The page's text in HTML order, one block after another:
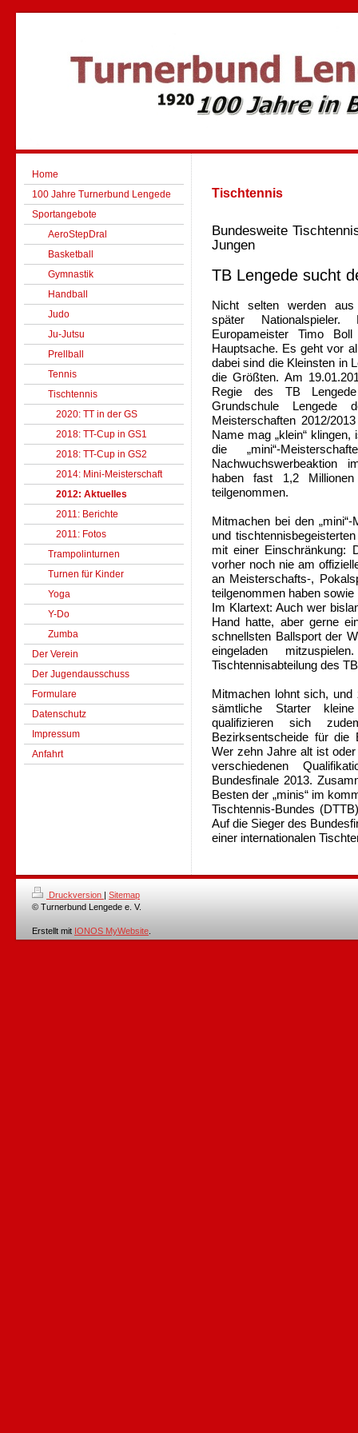
Home
100 Jahre Turnerbund Lengede
Sportangebote
AeroStepDral
Basketball
Gymnastik
Handball
Judo
Ju-Jutsu
Prellball
Tennis
Tischtennis
2020: TT in der GS
2018: TT-Cup in GS1
2018: TT-Cup in GS2
2014: Mini-Meisterschaft
2012: Aktuelles
2011: Berichte
2011: Fotos
Trampolinturnen
Turnen für Kinder
Yoga
Y-Do
Zumba
Der Verein
Der Jugendausschuss
Formulare
Datenschutz
Impressum
Anfahrt
Tischtennis
Bundesweite
Jungen
TB Lengede sucht
Nicht selten werden aus
später
Europameister Timo
Hauptsache. Es geht vor
dabei sind die Kleinsten in
die Größten. Am
Regie des TB
Grundschule Lengede
Meisterschaften 2012/
Name mag „klein“
die „mini“-
Nachwuchswerbeaktion
haben fast 1,2
teilgenommen.
Mitmachen bei den
und
mit einer Einschränkung:
vorher noch nie am
an Meisterschafts-,
teilgenommen haben
Im Klartext: Auch wer
Hand hatte, aber gerne
schnellsten Ballsport der
eingeladen
Tischtennisabteilung des
Mitmachen lohnt sich,
sämtliche Starter
qualifizieren sich
Bezirksentscheide für die
Wer zehn Jahre alt ist
verschiedenen
Bundesfinale 2013.
Besten der „minis“ im
Tischtennis-Bundes
Auf die Sieger des
einer internationalen
Druckversion | Sitemap
© Turnerbund Lengede e. V.
Erstellt mit IONOS MyWebsite